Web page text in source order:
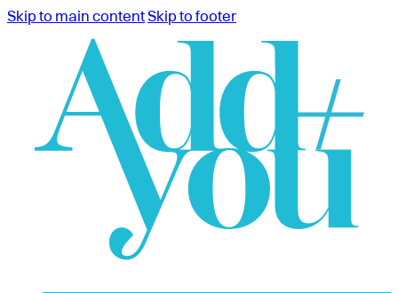
Skip to main contentSkip to footer